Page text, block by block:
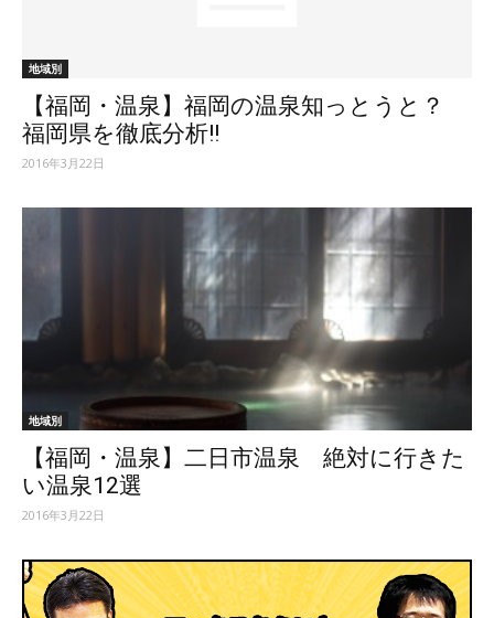
地域別
【福岡・温泉】福岡の温泉知っとうと？
福岡県を徹底分析!!
2016年3月22日
地域別
【福岡・温泉】二日市温泉 絶対に行きた
い温泉12選
2016年3月22日